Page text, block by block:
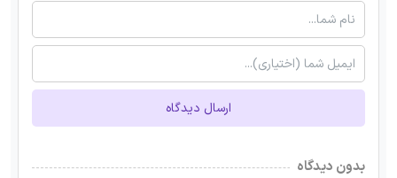
ارسال دیدگاه
بدون دیدگاه